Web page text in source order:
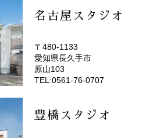
名古屋スタジオ
(EMOTOP名古屋)
〒480-1133
愛知県長久手市
原山103
TEL:0561-76-0707
豊橋スタジオ